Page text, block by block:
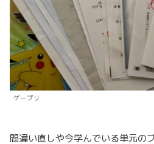
ゲープリ
間違い直しや今学んでいる単元の